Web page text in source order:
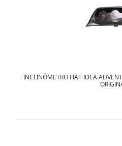
INCLINÔMETRO FIAT IDEA